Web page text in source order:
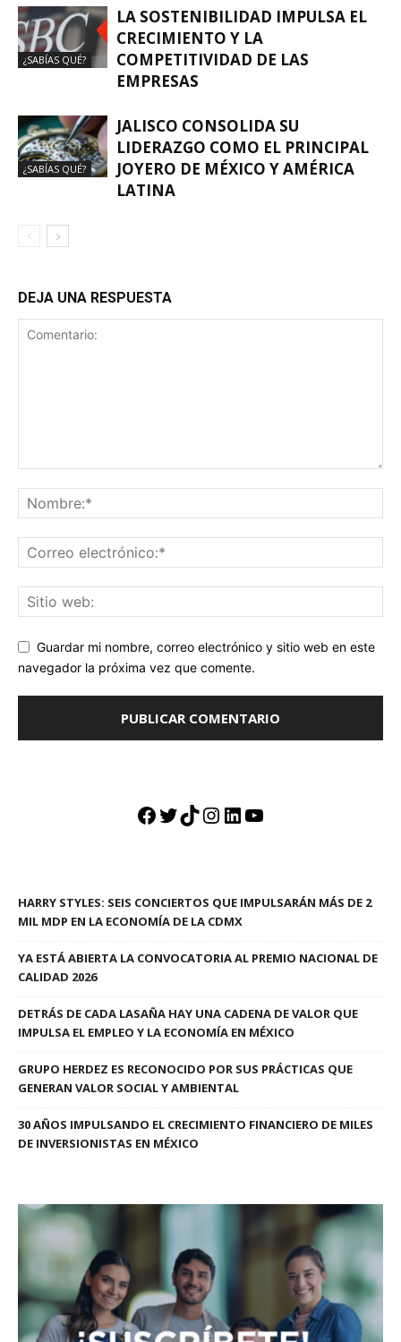
¿SABÍAS QUÉ?
LA SOSTENIBILIDAD IMPULSA EL
CRECIMIENTO Y LA
COMPETITIVIDAD DE LAS
EMPRESAS
¿SABÍAS QUÉ?
JALISCO CONSOLIDA SU
LIDERAZGO COMO EL PRINCIPAL
JOYERO DE MÉXICO Y AMÉRICA
LATINA
DEJA UNA RESPUESTA
Guardar mi nombre, correo electrónico y sitio web en este
navegador la próxima vez que comente.
Facebook
Twitter
TikTok
Instagram
LinkedIn
YouTube
HARRY STYLES: SEIS CONCIERTOS QUE IMPULSARÁN MÁS DE 2
MIL MDP EN LA ECONOMÍA DE LA CDMX
YA ESTÁ ABIERTA LA CONVOCATORIA AL PREMIO NACIONAL DE
CALIDAD 2026
DETRÁS DE CADA LASAÑA HAY UNA CADENA DE VALOR QUE
IMPULSA EL EMPLEO Y LA ECONOMÍA EN MÉXICO
GRUPO HERDEZ ES RECONOCIDO POR SUS PRÁCTICAS QUE
GENERAN VALOR SOCIAL Y AMBIENTAL
30 AÑOS IMPULSANDO EL CRECIMIENTO FINANCIERO DE MILES
DE INVERSIONISTAS EN MÉXICO